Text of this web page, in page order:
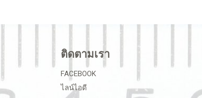
ติดตามเรา
FACEBOOK
ไลน์ไอดี